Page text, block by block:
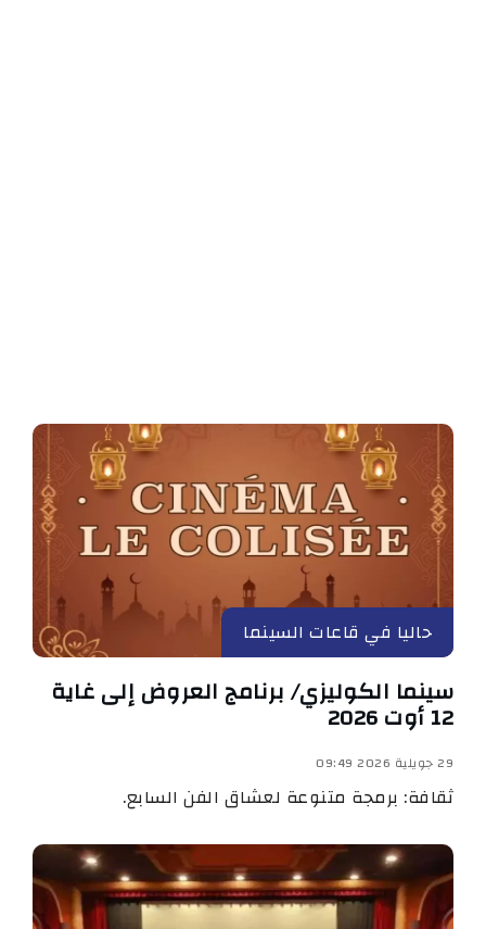
حاليا في قاعات السينما
سينما الكوليزي/ برنامج العروض إلى غاية
12 أوت 2026
29 جويلية 2026 09:49
ثقافة: برمجة متنوعة لعشاق الفن السابع.